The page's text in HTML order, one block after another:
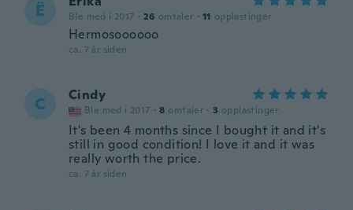
Ë Ble med i 2017 · 26 omtaler · 11 opplastinger
Hermosoooooo
ca. 7 år siden
C Cindy
Ble med i 2017 · 8 omtaler · 3 opplastinger
It's been 4 months since I bought it and it's
still in good condition! I love it and it was
really worth the price.
ca. 7 år siden